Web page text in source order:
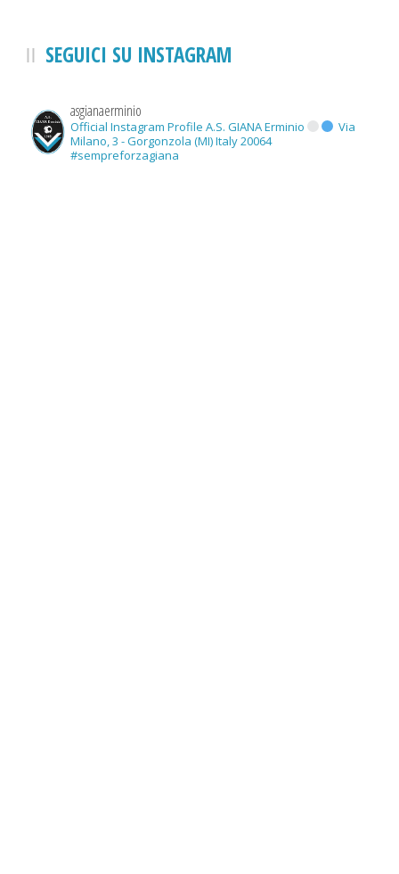
SEGUICI SU INSTAGRAM
asgianaerminio
Official Instagram Profile A.S. GIANA Erminio
Via
Milano, 3 - Gorgonzola (MI) Italy 20064
#sempreforzagiana